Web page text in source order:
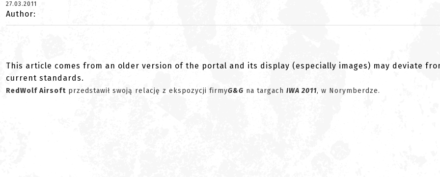
27.03.2011
Author:
This article comes from an older version of the portal and its display (especially images) may deviate
current standards.
RedWolf Airsoft przedstawił swoją relację z ekspozycji firmyG&G na targach IWA 2011, w Norymberdze.